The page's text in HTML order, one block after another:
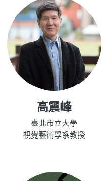
高震峰
臺北市立大學
視覺藝術學系教授